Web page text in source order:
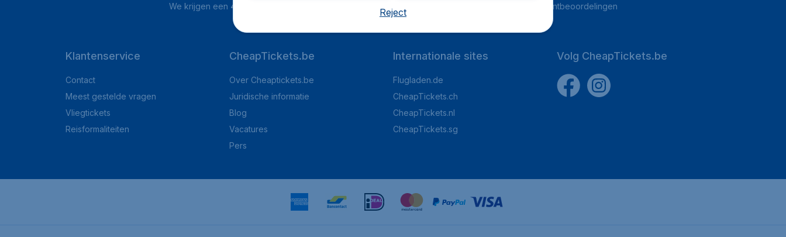
We krijgen een 4.1 uit 5 klantbeoordelingen
Klantenservice
Contact
Meest gestelde vragen
Vliegtickets
Reisformaliteiten
CheapTickets.be
Over Cheaptickets.be
Juridische informatie
Blog
Vacatures
Pers
Internationale sites
Flugladen.de
CheapTickets.ch
CheapTickets.nl
CheapTickets.sg
Volg CheapTickets.be
Reject